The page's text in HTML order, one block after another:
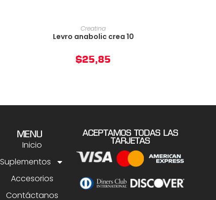
AÑADIR AL CARRITO
Creatina
Levro anabolic crea 10
$25,85
MENU
Inicio
Suplementos
Accesorios
Contáctanos
ACEPTAMOS TODAS LAS
TARJETAS